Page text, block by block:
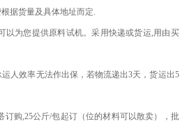
据货量及具体地址而定
以为您提供原料试机。采用快递或货运 用由买
人效率无法作出保，若物流递出3天，货运出5
订购 ,25公斤/包起订（位的材料可以散卖），批